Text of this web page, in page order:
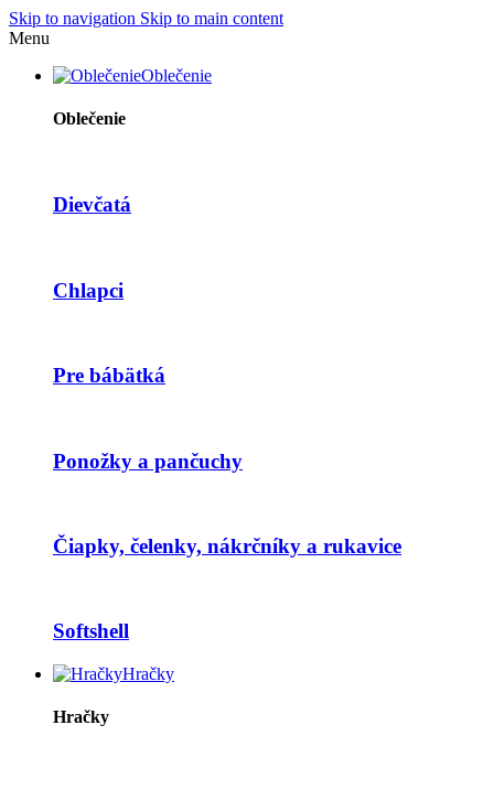
Skip to navigation Skip to main content
Menu
Oblečenie
Oblečenie
Dievčatá
Chlapci
Pre bábätká
Ponožky a pančuchy
Čiapky, čelenky, nákrčníky a rukavice
Softshell
Hračky
Hračky